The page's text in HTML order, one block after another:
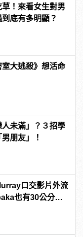
！來看女生對男
底有多明顯？
大逃殺》想活命
未滿」？３招學
朋友」！
口交影片外流
也有30公分驚